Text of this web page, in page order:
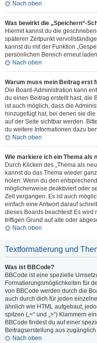
Nach oben
Was bewirkt die „Speichern“-
Hiermit kannst du die
späteren Zeitpunkt
kannst du mit der Funktion
persönlichen Bereich erneut
Nach oben
Warum muss mein Beitrag erst
Die Board-Administration kann
du einen Beitrag erstellt hast, die
ist auch möglich, dass die
hinzugefügt hat, bei denen sie
auf der Seite sichtbar werden.
du weitere Informationen dazu
Nach oben
Wie markiere ich ein Thema als
Durch Klicken des „Thema als
kannst du das Thema wieder
holen. Wenn du den
möglicherweise deaktiviert oder
Zeit vergangen. Es ist auch
einfach eine Antwort darauf
dieses Boards beachtest! Es wird
triftigen Grund auf alte oder
Nach oben
Textformatierung und
Was ist BBCode?
BBCode ist eine spezielle
Formatierungsmöglichkeiten für
von BBCode werden durch die
auch durch dich für jeden
ähnlich wie HTML aufgebaut,
spitzen („<“ und „>“) Klammern
BBCode findest du auf einer
Beitragserstellung aus zugänglich
Nach oben